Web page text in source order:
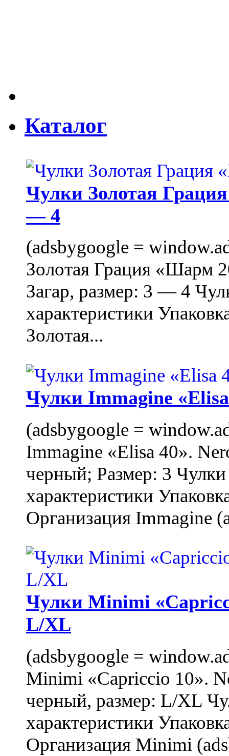
Каталог
Чулки Золотая
— 4
(adsbygoogle =
Золотая Грация «Шарм
Загар, размер: 3 — 4
характеристики
Золотая...
Чулки Immagine
(adsbygoogle =
Immagine «Elisa 40».
черный; Размер: 3
характеристики
Организация Immagine
Чулки Minimi
L/XL
(adsbygoogle =
Minimi «Capriccio 10».
черный, размер: L/XL
характеристики
Организация Minimi